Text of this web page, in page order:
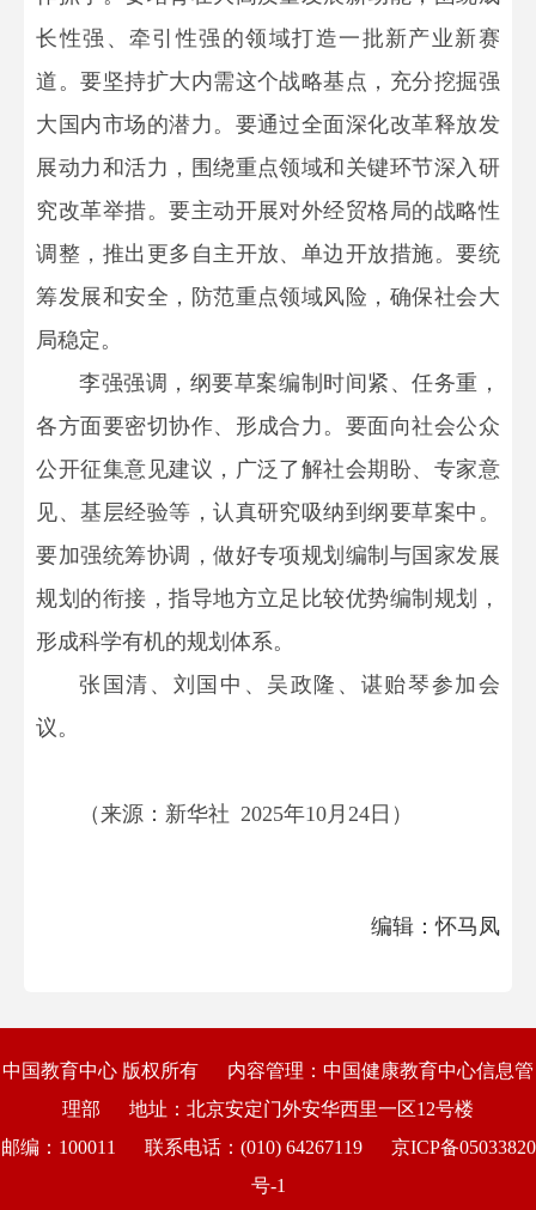
长性强、牵引性强的领域打造一批新产业新赛
道。要坚持扩大内需这个战略基点，充分挖掘强
大国内市场的潜力。要通过全面深化改革释放发
展动力和活力，围绕重点领域和关键环节深入研
究改革举措。要主动开展对外经贸格局的战略性
调整，推出更多自主开放、单边开放措施。要统
筹发展和安全，防范重点领域风险，确保社会大
局稳定。
李强强调，纲要草案编制时间紧、任务重，
各方面要密切协作、形成合力。要面向社会公众
公开征集意见建议，广泛了解社会期盼、专家意
见、基层经验等，认真研究吸纳到纲要草案中。
要加强统筹协调，做好专项规划编制与国家发展
规划的衔接，指导地方立足比较优势编制规划，
形成科学有机的规划体系。
张国清、刘国中、吴政隆、谌贻琴参加会
议。
（来源：新华社 2025年10月24日）
编辑：怀马凤
中国教育中心 版权所有
内容管理：中国健康教育中心信息管
理部
地址：北京安定门外安华西里一区12号楼
邮编：100011
联系电话：(010) 64267119
京ICP备05033820
号-1